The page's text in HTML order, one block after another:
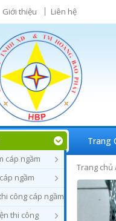
Giới thiệu Liên hệ
cáp ngầm
ngầm
công cáp ngầm
thi công
Trang
Trang chủ